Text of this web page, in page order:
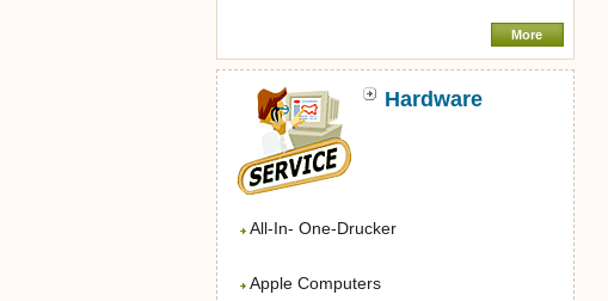
More
Hardware
All-In- One-Drucker
Apple Computers